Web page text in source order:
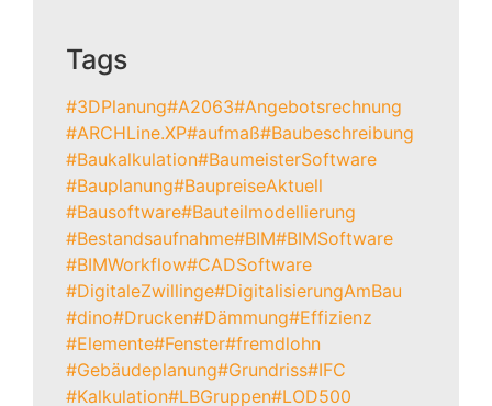
Tags
#3DPlanung#A2063#Angebotsrechnung
#ARCHLine.XP#aufmaß#Baubeschreibung
#Baukalkulation#BaumeisterSoftware
#Bauplanung#BaupreiseAktuell
#Bausoftware#Bauteilmodellierung
#Bestandsaufnahme#BIM#BIMSoftware
#BIMWorkflow#CADSoftware
#DigitaleZwillinge#DigitalisierungAmBau
#dino#Drucken#Dämmung#Effizienz
#Elemente#Fenster#fremdlohn
#Gebäudeplanung#Grundriss#IFC
#Kalkulation#LBGruppen#LOD500